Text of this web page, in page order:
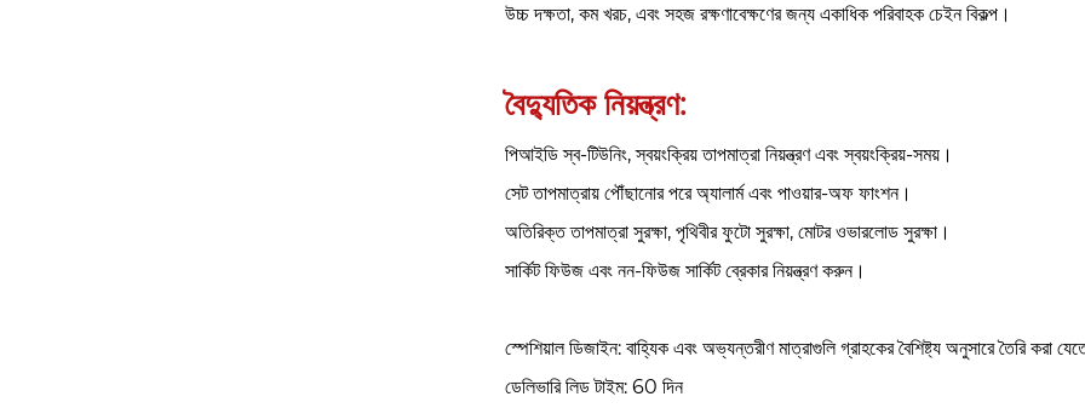
উচ্চ দক্ষতা, কম খরচ, এবং সহজ রক্ষণাবেক্ষণের জন্য একাধিক পরিবাহক চেইন বিকল্প।
বৈদ্যুতিক নিয়ন্ত্রণ:
পিআইডি স্ব-টিউনিং, স্বয়ংক্রিয় তাপমাত্রা নিয়ন্ত্রণ এবং স্বয়ংক্রিয়-সময়।
সেট তাপমাত্রায় পৌঁছানোর পরে অ্যালার্ম এবং পাওয়ার-অফ ফাংশন।
অতিরিক্ত তাপমাত্রা সুরক্ষা, পৃথিবীর ফুটো সুরক্ষা, মোটর ওভারলোড সুরক্ষা।
সার্কিট ফিউজ এবং নন-ফিউজ সার্কিট ব্রেকার নিয়ন্ত্রণ করুন।
‌স্পেশিয়াল ডিজাইন: বাহ্যিক এবং অভ্যন্তরীণ মাত্রাগুলি গ্রাহকের বৈশিষ্ট্য অনুসারে তৈরি করা
ডেলিভারি লিড টাইম: 60 দিন